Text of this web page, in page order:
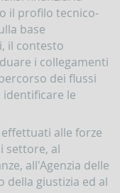
il profilo tecnico-
base
il contesto
i collegamenti
dei flussi
le
alle forze
settore, al
all'Agenzia delle
della giustizia ed al